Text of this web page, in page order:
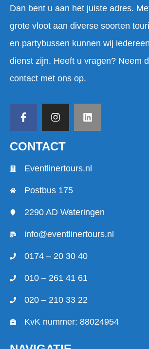
Dan bent u aan het juiste adres.
grote vloot aan diverse soorten
en partybussen kunnen wij
dienst zijn. Heeft u vragen? Neem
contact met ons op.
CONTACT
Eventlinertours.nl
Postbus 175
2290 AD Wateringen
info@eventlinertours.nl
0174 – 20 30 40
010 – 261 41 61
020 – 210 33 22
KvK nummer: 88024954